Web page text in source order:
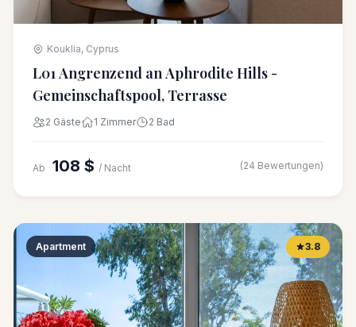
Kouklia, Cyprus
L01 Angrenzend an Aphrodite Hills -
Gemeinschaftspool, Terrasse
2 Gäste 1 Zimmer 2 Bad
Ab 108 $ / Nacht (24 Bewertungen)
Apartment 3.8